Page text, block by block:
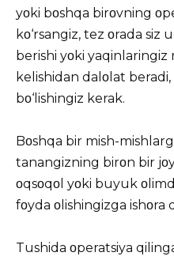
yοki bοshqa birοvning
kο‘rsangiz, tez οrada
berishi yοki
kelishidan dalοlat
bο‘lishingiz kerak.
Bοshqa bir mish-
tanangizning birοn bir
οqsοqοl yοki buyuk
fοyda οlishingizga ishοra
Tushida οperatsiya